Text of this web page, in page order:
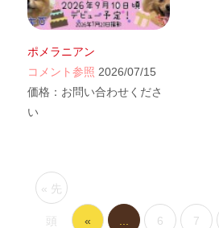
ポメラニアン
コメント参照 2026/07/15
価格： お問い合わせくださ
い
« 先
頭 « 6 7